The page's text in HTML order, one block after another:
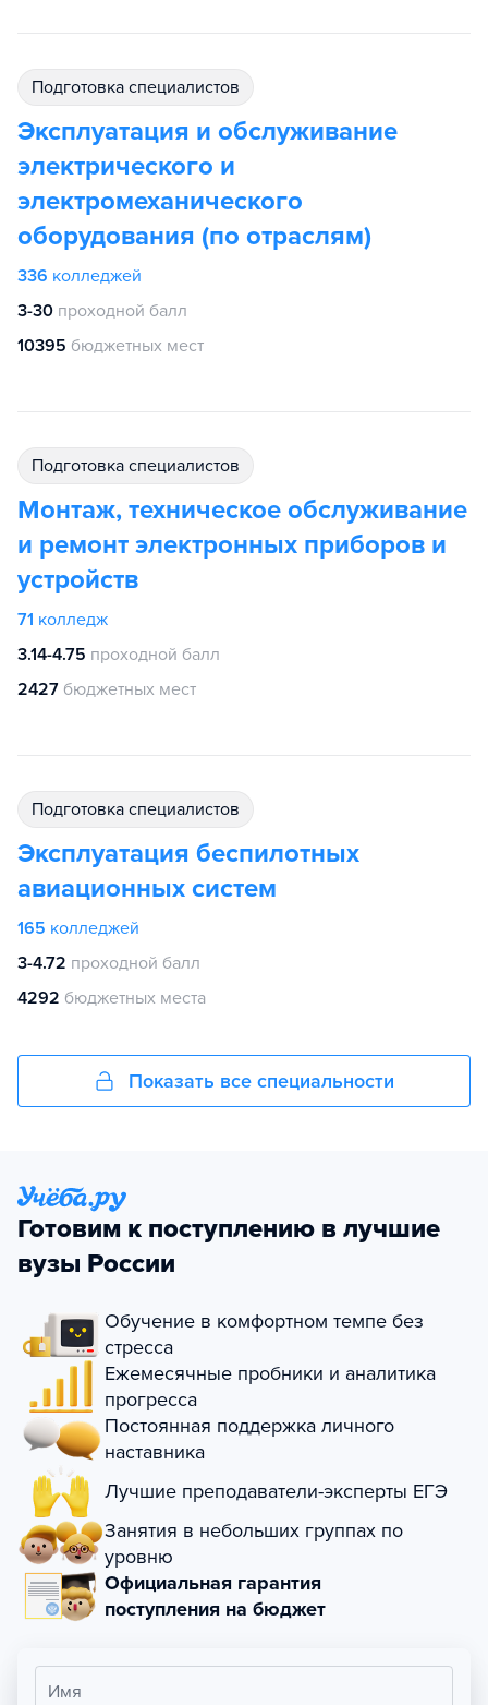
подготовка специалистов
Эксплуатация и обслуживание
электрического и
электромеханического
оборудования (по отраслям)
336 колледжей
3-30 проходной балл
10395 бюджетных мест
подготовка специалистов
Монтаж, техническое обслуживание
и ремонт электронных приборов и
устройств
71 колледж
3.14-4.75 проходной балл
2427 бюджетных мест
подготовка специалистов
Эксплуатация беспилотных
авиационных систем
165 колледжей
3-4.72 проходной балл
4292 бюджетных места
Показать все специальности
Готовим к поступлению в лучшие
вузы России
Обучение в комфортном темпе без
стресса
Ежемесячные пробники и аналитика
прогресса
Постоянная поддержка личного
наставника
Лучшие преподаватели-эксперты ЕГЭ
Занятия в небольших группах по
уровню
Официальная гарантия
поступления на бюджет
Имя